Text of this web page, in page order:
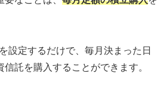
設定するだけで、毎月決まった日
託を購入することができます。